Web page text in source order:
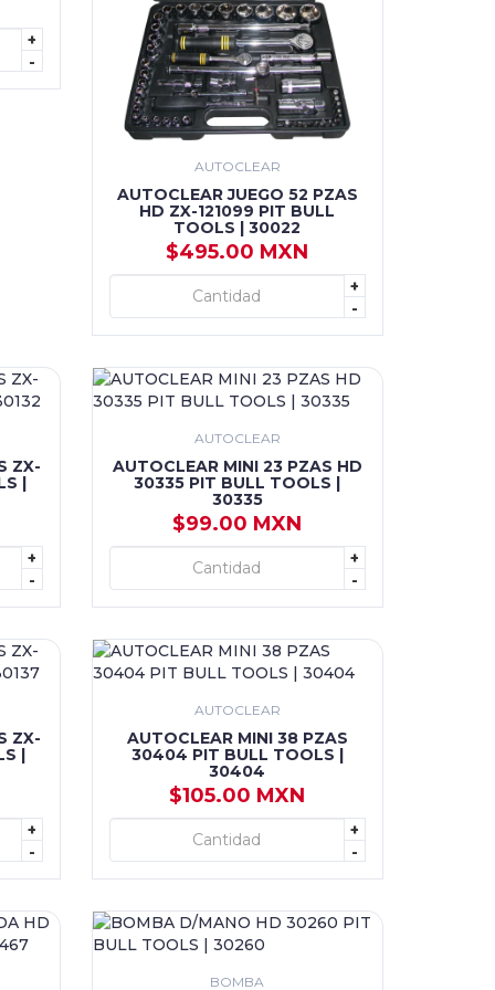
+
-
AUTOCLEAR
AUTOCLEAR JUEGO 52 PZAS
HD ZX-121099 PIT BULL
TOOLS | 30022
$495.00 MXN
+
-
+ AGREGAR
ZX-
|
+
-
AUTOCLEAR
AUTOCLEAR MINI 23 PZAS HD
30335 PIT BULL TOOLS |
30335
$99.00 MXN
+
-
+ AGREGAR
ZX-
|
+
-
AUTOCLEAR
AUTOCLEAR MINI 38 PZAS
30404 PIT BULL TOOLS |
30404
$105.00 MXN
+
-
+ AGREGAR
BOMBA